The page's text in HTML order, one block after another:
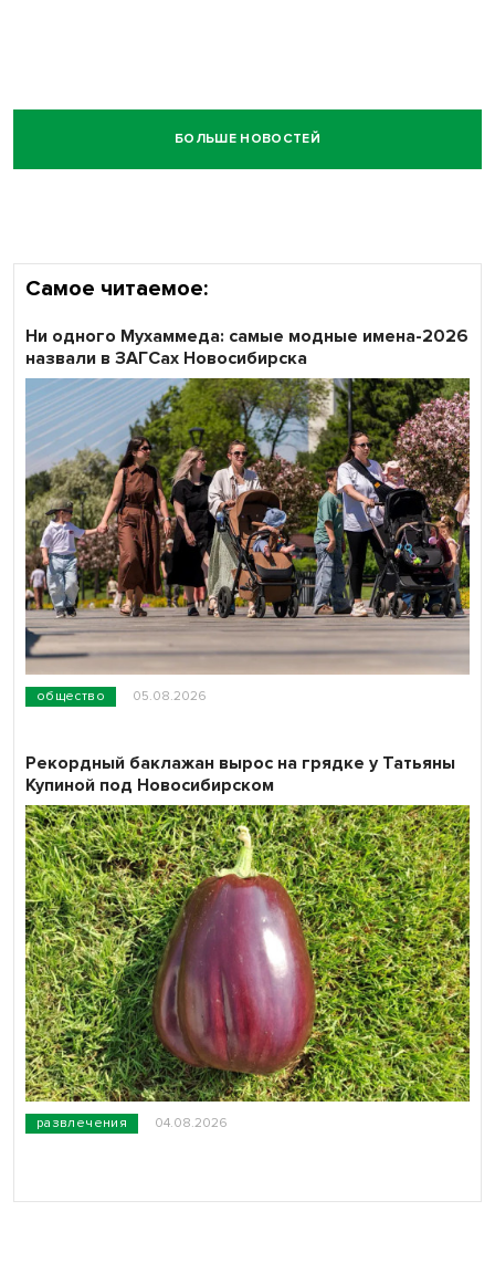
БОЛЬШЕ НОВОСТЕЙ
Самое читаемое:
общество 05.08.2026
Ни одного Мухаммеда: самые модные имена-2026
назвали в ЗАГСах Новосибирска
развлечения 04.08.2026
Рекордный баклажан вырос на грядке у Татьяны
Купиной под Новосибирском